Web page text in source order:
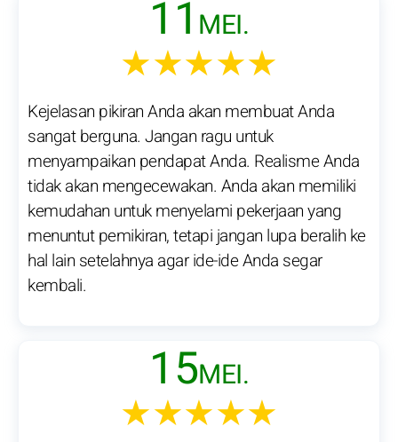
11 MEI.
★★★★★
Kejelasan pikiran Anda akan membuat Anda
sangat berguna. Jangan ragu untuk
menyampaikan pendapat Anda. Realisme Anda
tidak akan mengecewakan. Anda akan memiliki
kemudahan untuk menyelami pekerjaan yang
menuntut pemikiran, tetapi jangan lupa beralih ke
hal lain setelahnya agar ide-ide Anda segar
kembali.
15MEI.
★★★★★